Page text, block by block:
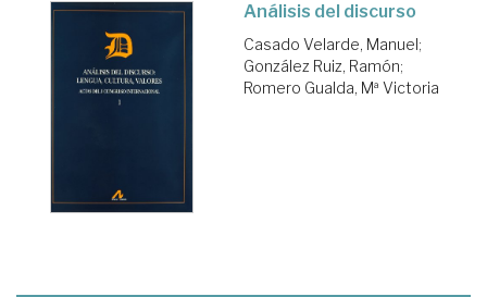
Análisis del discurso
Casado Velarde, Manuel;
González Ruiz, Ramón;
Romero Gualda, Mª Victoria